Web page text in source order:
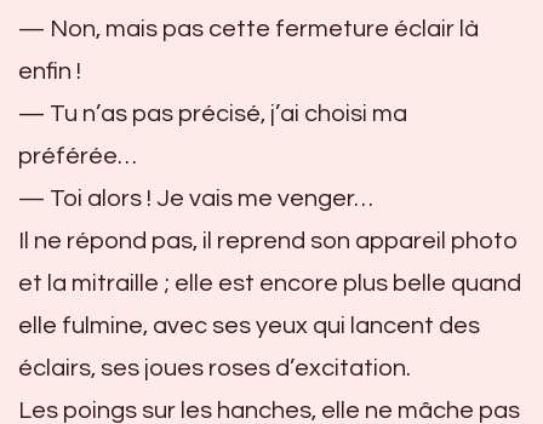
— Non, mais pas cette fermeture éclair là
enfin !
— Tu n’as pas précisé, j’ai choisi ma
préférée…
— Toi alors ! Je vais me venger…
Il ne répond pas, il reprend son appareil photo
et la mitraille ; elle est encore plus belle quand
elle fulmine, avec ses yeux qui lancent des
éclairs, ses joues roses d’excitation.
Les poings sur les hanches, elle ne mâche pas